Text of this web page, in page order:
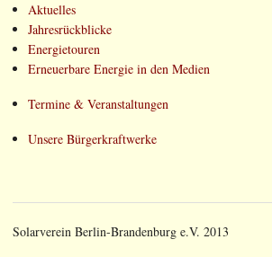
Aktuelles
Jahresrückblicke
Energietouren
Erneuerbare Energie in den Medien
Termine & Veranstaltungen
Unsere Bürgerkraftwerke
Solarverein Berlin-Brandenburg e.V. 2013